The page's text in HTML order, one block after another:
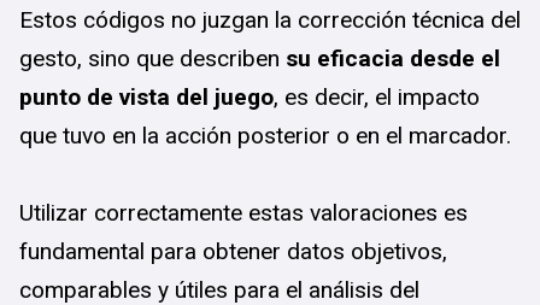
Estos códigos no juzgan la corrección técnica del
gesto, sino que describen su eficacia desde el
punto de vista del juego, es decir, el impacto
que tuvo en la acción posterior o en el marcador.
Utilizar correctamente estas valoraciones es
fundamental para obtener datos objetivos,
comparables y útiles para el análisis del